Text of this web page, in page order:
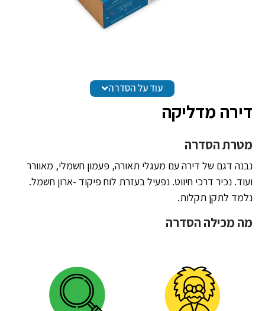
עוד על הסדרה
דירה מדליקה
מטרת הסדרה
נבנה דגם של דירה עם מעגלי תאורה, פעמון חשמלי, מאוורר
ועוד. נכיר דרכי חיווט. נפעיל בעזרת לוח פיקוד -ארון חשמל.
נלמד לתקן תקלות.
מה מכילה הסדרה